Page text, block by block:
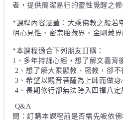
者，提供簡潔易行的靈性覺醒之修
*課程內容涵蓋：大乘佛教之般若
明心見性、密宗胎藏界、金剛藏
*本課程適合下列朋友訂購：
1、多年持誦心經，想了解文義背
問：訂購本課程前是否需先皈依佛